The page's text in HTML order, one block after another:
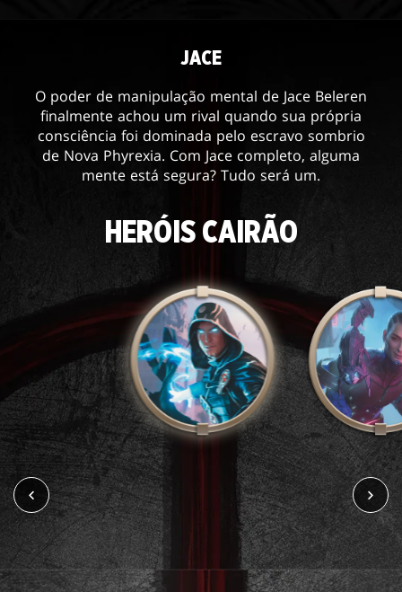
HERÓIS CAIRÃO
JACE
O poder de manipulação mental de Jace Beleren
finalmente achou um rival quando sua própria
consciência foi dominada pelo escravo sombrio
de Nova Phyrexia. Com Jace completo, alguma
mente está segura? Tudo será um.